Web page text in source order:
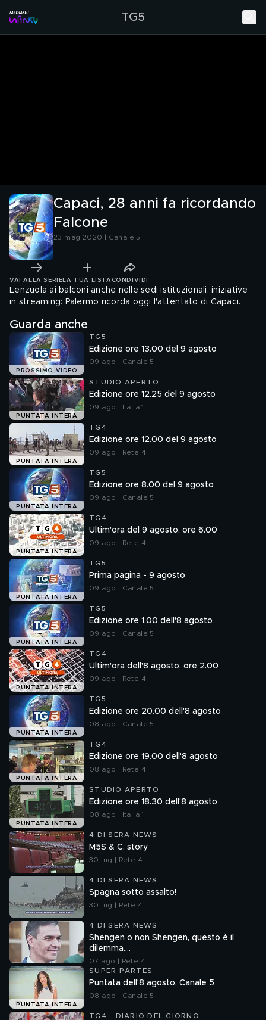
TG5
Capaci, 28 anni fa ricordando
Falcone
23 mag 2020 | Canale 5
VAI ALLA SERIE LA TUA LISTA CONDIVIDI
Lenzuola ai balconi anche nelle sedi istituzionali, iniziative
in streaming: Palermo ricorda oggi l'attentato di Capaci.
Guarda anche
PROSSIMO VIDEO
TG5
Edizione ore 13.00 del 9 agosto
09 ago | Canale 5
PUNTATA INTERA
STUDIO APERTO
Edizione ore 12.25 del 9 agosto
09 ago | Italia 1
PUNTATA INTERA
TG4
Edizione ore 12.00 del 9 agosto
09 ago | Rete 4
PUNTATA INTERA
TG5
Edizione ore 8.00 del 9 agosto
09 ago | Canale 5
PUNTATA INTERA
TG4
Ultim'ora del 9 agosto, ore 6.00
09 ago | Rete 4
PUNTATA INTERA
TG5
Prima pagina - 9 agosto
09 ago | Canale 5
PUNTATA INTERA
TG5
Edizione ore 1.00 dell'8 agosto
09 ago | Canale 5
PUNTATA INTERA
TG4
Ultim'ora dell'8 agosto, ore 2.00
09 ago | Rete 4
PUNTATA INTERA
TG5
Edizione ore 20.00 dell'8 agosto
08 ago | Canale 5
PUNTATA INTERA
TG4
Edizione ore 19.00 dell'8 agosto
08 ago | Rete 4
PUNTATA INTERA
STUDIO APERTO
Edizione ore 18.30 dell'8 agosto
08 ago | Italia 1
4 DI SERA NEWS
M5S & C. story
30 lug | Rete 4
4 DI SERA NEWS
Spagna sotto assalto!
30 lug | Rete 4
4 DI SERA NEWS
Shengen o non Shengen, questo è il
dilemma....
07 ago | Rete 4
PUNTATA INTERA
SUPER PARTES
Puntata dell'8 agosto, Canale 5
08 ago | Canale 5
TG4 - DIARIO DEL GIORNO